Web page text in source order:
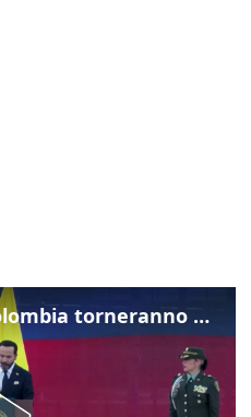
De la Espriella: "In Colombia torneranno ordine, autorità e libertà"